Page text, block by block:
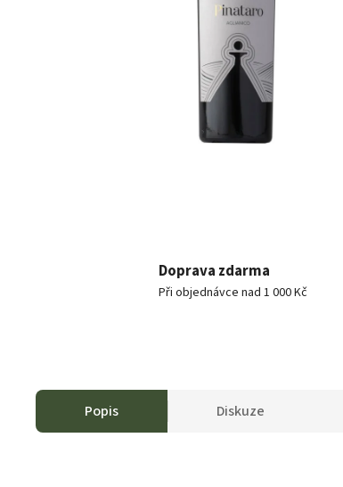
Doprava zdarma
Při objednávce nad 1 000 Kč
Popis Diskuze